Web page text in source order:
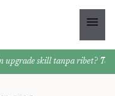
menu
skill tanpa ribet?